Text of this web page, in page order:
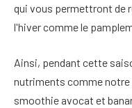
qui vous permettront de
l'hiver comme le
Ainsi, pendant cette
nutriments comme
smoothie avocat et